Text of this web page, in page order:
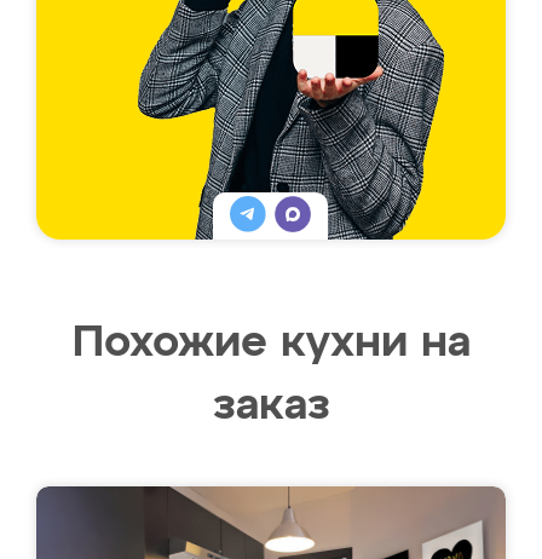
Похожие кухни на
заказ